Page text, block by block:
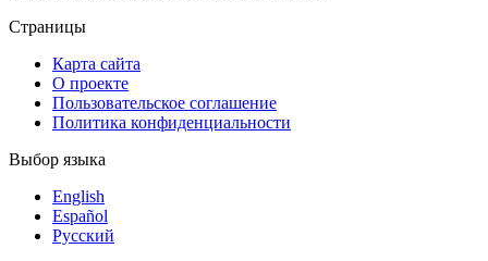
Страницы
Карта сайта
О проекте
Пользовательское соглашение
Политика конфиденциальности
Выбор языка
English
Español
Русский